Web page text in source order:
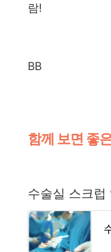
람!
BB
함께 보면 좋
수술실 스크럽